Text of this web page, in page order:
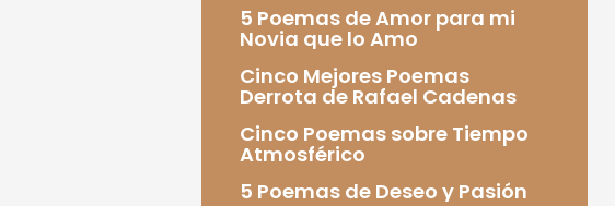
5 Poemas de Amor para mi
Novia que lo Amo
Cinco Mejores Poemas
Derrota de Rafael Cadenas
Cinco Poemas sobre Tiempo
Atmosférico
5 Poemas de Deseo y Pasión